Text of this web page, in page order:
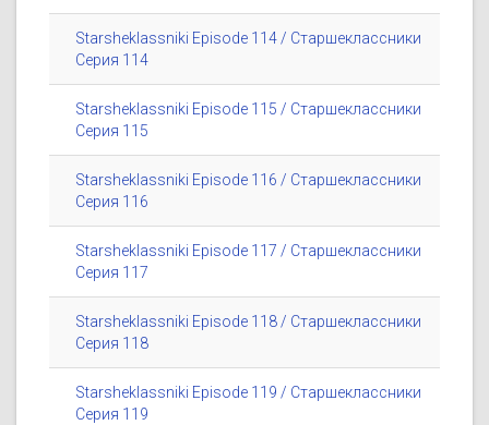
Starsheklassniki Episode 114 / Старшеклассники
Серия 114
Starsheklassniki Episode 115 / Старшеклассники
Серия 115
Starsheklassniki Episode 116 / Старшеклассники
Серия 116
Starsheklassniki Episode 117 / Старшеклассники
Серия 117
Starsheklassniki Episode 118 / Старшеклассники
Серия 118
Starsheklassniki Episode 119 / Старшеклассники
Серия 119